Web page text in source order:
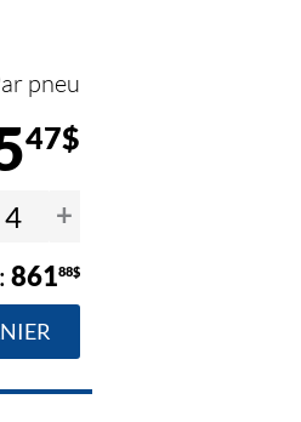
pneu
47$
+
86188$